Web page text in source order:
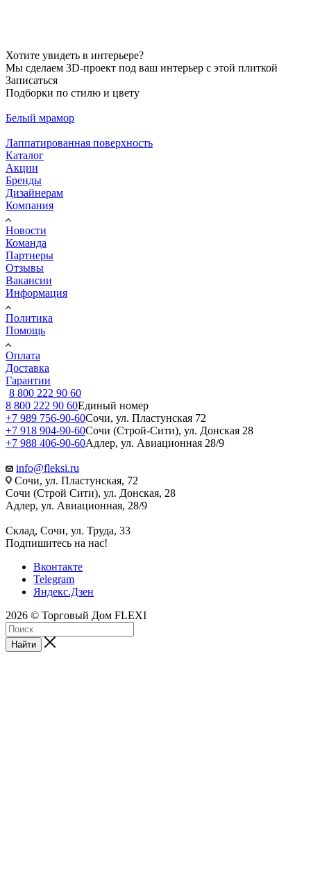
Хотите увидеть в интерьере?
Мы сделаем 3D-проект под ваш интерьер с этой плиткой
Записаться
Подборки по стилю и цвету
Белый мрамор
Лаппатированная поверхность
Каталог
Акции
Бренды
Дизайнерам
Компания
Новости
Команда
Партнеры
Отзывы
Вакансии
Информация
Политика
Помощь
Оплата
Доставка
Гарантии
8 800 222 90 60
8 800 222 90 60Единый номер
+7 989 756-90-60Сочи, ул. Пластунская 72
+7 918 904-90-60Сочи (Строй-Сити), ул. Донская 28
+7 988 406-90-60Адлер, ул. Авиационная 28/9
info@fleksi.ru
Сочи, ул. Пластунская, 72
Сочи (Строй Сити), ул. Донская, 28
Адлер, ул. Авиационная, 28/9
Склад, Сочи, ул. Труда, 33
Подпишитесь на нас!
Вконтакте
Telegram
Яндекс.Дзен
2026 © Торговый Дом FLEXI
Найти